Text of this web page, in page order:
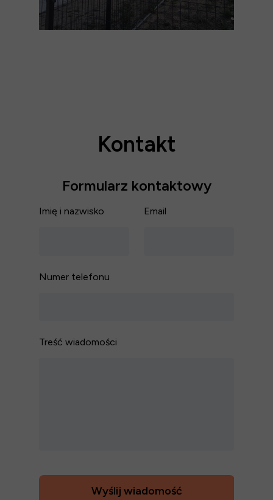
Formularz kontaktowy
Imię i nazwisko Email
Numer telefonu
Treść wiadomości
Wyślij wiadomość
Kontakt